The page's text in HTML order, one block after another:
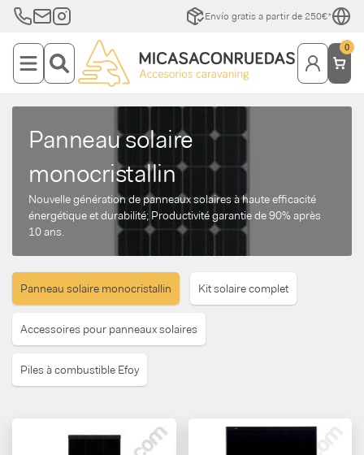
Envío gratis a partir de 250€*
0
Panneau solaire
monocristallin
Nouvelle génération de panneaux solaires à haute efficacité
énergétique et durabilité; Productivité garantie de 90% après
10 ans.
Panneau solaire monocristallin Kit solaire complet
Accessoires pour panneaux solaires
Piles à combustible Efoy